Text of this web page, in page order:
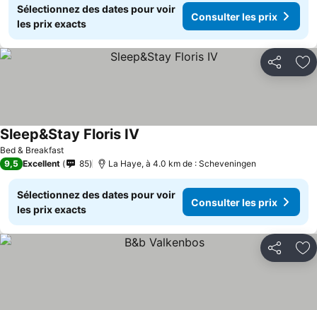
Sélectionnez des dates pour voir
les prix exacts
Consulter les prix
Partager
Bed & Breakfast
Sleep&Stay Floris IV
9,5 Excellent 85 La Haye, à 4.0 km de : Scheveningen
Sélectionnez des dates pour voir
les prix exacts
Consulter les prix
Partager